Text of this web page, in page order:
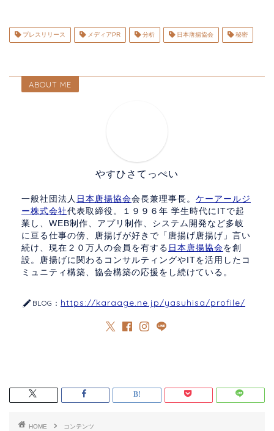
プレスリリース メディアPR 分析 日本唐揚協会 秘密
ABOUT ME
やすひさてっぺい
一般社団法人 日本唐揚協会会長兼理事長。 ケーアールジ
ー株式会社代表取締役。１９９６年 学生時代にITで起
業し、WEB制作、アプリ制作、システム開発など多岐
に亘る仕事の傍、唐揚げが好きで「唐揚げ唐揚げ」言い
続け、現在２０万人の会員を有する 日本唐揚協会を創
設。唐揚げに関わるコンサルティングやITを活用したコ
ミュニティ構築、協会構築の応援をし続けている。
BLOG： https://karaage.ne.jp/yasuhisa/profile/
HOME
コンテンツ